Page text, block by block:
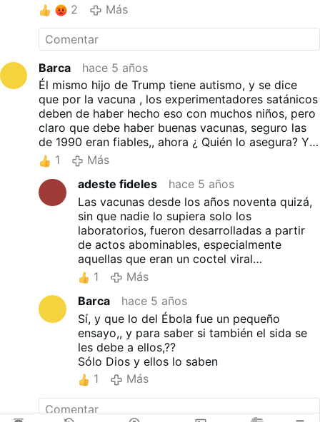
2
Más
Barca
hace 5 años
Él mismo hijo de Trump tiene autismo, y se dice
que por la vacuna , los experimentadores satánicos
deben de haber hecho eso con muchos niños, pero
claro que debe haber buenas vacunas, seguro las
de 1990 eran fiables,, ahora ¿ Quién lo asegura? Ya
vieron que de ahí pueden controlar y ahora quién
los para .
1
Más
adeste fideles
hace 5 años
Las vacunas desde los años noventa quizá,
sin que nadie lo supiera solo los
laboratorios, fueron desarrolladas a partir
de actos abominables, especialmente
aquellas que eran un coctel viral
pentavalente con esa han causado la
desgracia de millones de inocentes ... otras
vacunas maleadas son las vacunas contra
hepatitis.
1
Más
Barca
hace 5 años
Sí, y que lo del Ébola fue un pequeño
ensayo,, y para saber si también el sida se
les debe a ellos,??
Sólo Dios y ellos lo saben
1
Más